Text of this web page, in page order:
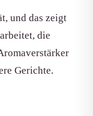
und das zeigt
die
Gerichte.